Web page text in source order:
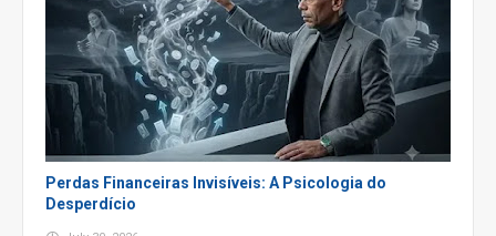
Perdas Financeiras Invisíveis: A Psicologia do
Desperdício